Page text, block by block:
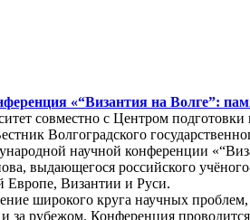
«“Византия на Волге”:
совместно с Центром
Волгоградского
научной конференции
выдающегося российского
Европе, Византии и Руси.
широкого круга научных
рубежом. Конференция